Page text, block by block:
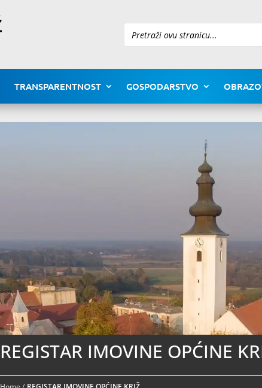
Pretraži
TRANSPARENTNOST GOSPODARSTVO
REGISTAR IMOVINE OPĆINE